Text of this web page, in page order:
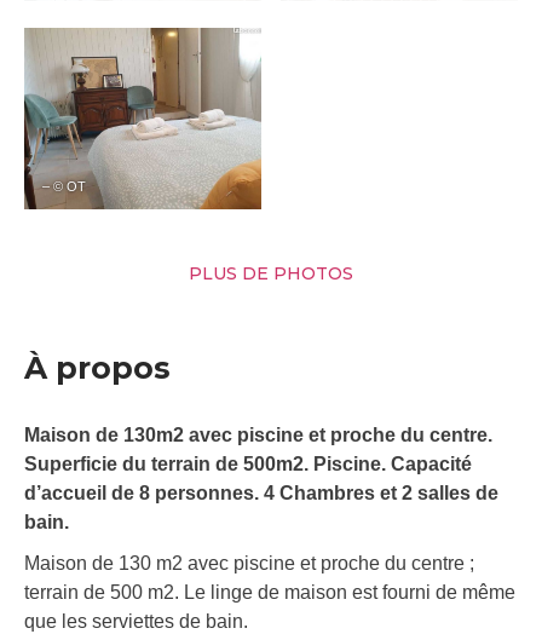
– © OT
PLUS DE PHOTOS
À propos
Maison de 130m2 avec piscine et proche du centre.
Superficie du terrain de 500m2. Piscine. Capacité
d’accueil de 8 personnes. 4 Chambres et 2 salles de
bain.
Maison de 130 m2 avec piscine et proche du centre ;
terrain de 500 m2. Le linge de maison est fourni de même
que les serviettes de bain.